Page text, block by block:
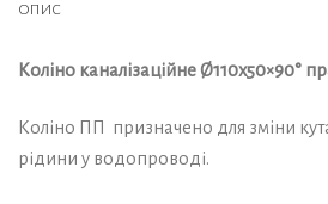
ОПИС
Коліно каналізаційне Ø110х50×90°
Коліно ПП призначено для зміни
рідини у водопроводі.